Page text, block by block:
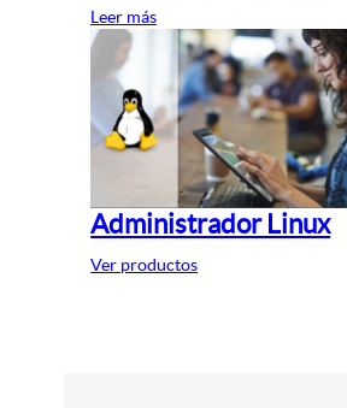
Leer más
Administrador Linux
Ver productos